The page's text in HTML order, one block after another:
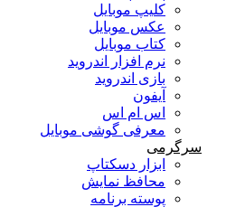
کلیپ موبایل
عکس موبایل
کتاب موبایل
نرم افزار اندروید
بازی اندروید
آیفون
اس ام اس
معرفی گوشی موبایل
سرگرمی
ابزار دسکتاپ
محافظ نمایش
پوسته برنامه